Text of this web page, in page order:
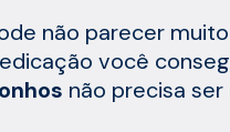
não parecer
você
não precisa